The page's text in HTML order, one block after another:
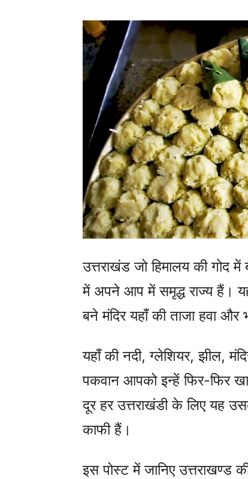
उत्तराखंड जो हिमालय की गोद
में अपने आप में समृद्ध राज्य हैं।
बने मंदिर यहाँ की ताजा हवा
यहाँ की नदी, ग्लेशियर, झील,
पकवान आपको इन्हें फिर-फिर
दूर हर उत्तराखंडी के लिए यह
काफी हैं।
इस पोस्ट में जानिए उत्तराखण्ड